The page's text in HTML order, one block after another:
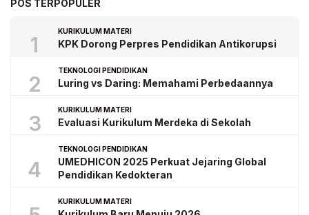
POS TERPOPULER
1
KURIKULUM MATERI
KPK Dorong Perpres Pendidikan Antikorupsi
2
TEKNOLOGI PENDIDIKAN
Luring vs Daring: Memahami Perbedaannya
3
KURIKULUM MATERI
Evaluasi Kurikulum Merdeka di Sekolah
4
TEKNOLOGI PENDIDIKAN
UMEDHICON 2025 Perkuat Jejaring Global
Pendidikan Kedokteran
KURIKULUM MATERI